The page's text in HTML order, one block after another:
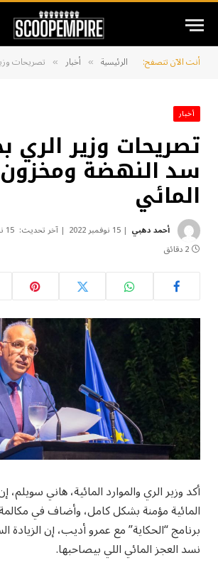
أنت الآن تتصفح: الرئيسية » أخبار » تصريحات وزير الري
أخبار
تصريحات وزير
سد النهضة
المائي
أحمد دهبي 15 نوفمبر 2022 آخر تحديث: 15 نوفمبر 2022
2 دقائق
أكد وزير الري والموارد المائية، هاني سويلم،
المائية مؤمنة بشكل كامل، وأضاف في
برنامج “الحكاية” مع عمرو أديب، إن الزيادة
نسد العجز المائي اللي بيصاحبها.